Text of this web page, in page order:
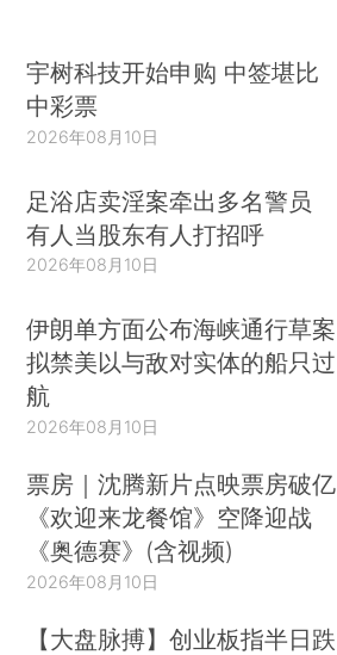
宇树科技开始申购 中签堪比
中彩票
2026年08月10日
足浴店卖淫案牵出多名警员
有人当股东有人打招呼
2026年08月10日
伊朗单方面公布海峡通行草案
拟禁美以与敌对实体的船只过
航
2026年08月10日
票房｜沈腾新片点映票房破亿
《欢迎来龙餐馆》空降迎战
《奥德赛》(含视频)
2026年08月10日
【大盘脉搏】创业板指半日跌